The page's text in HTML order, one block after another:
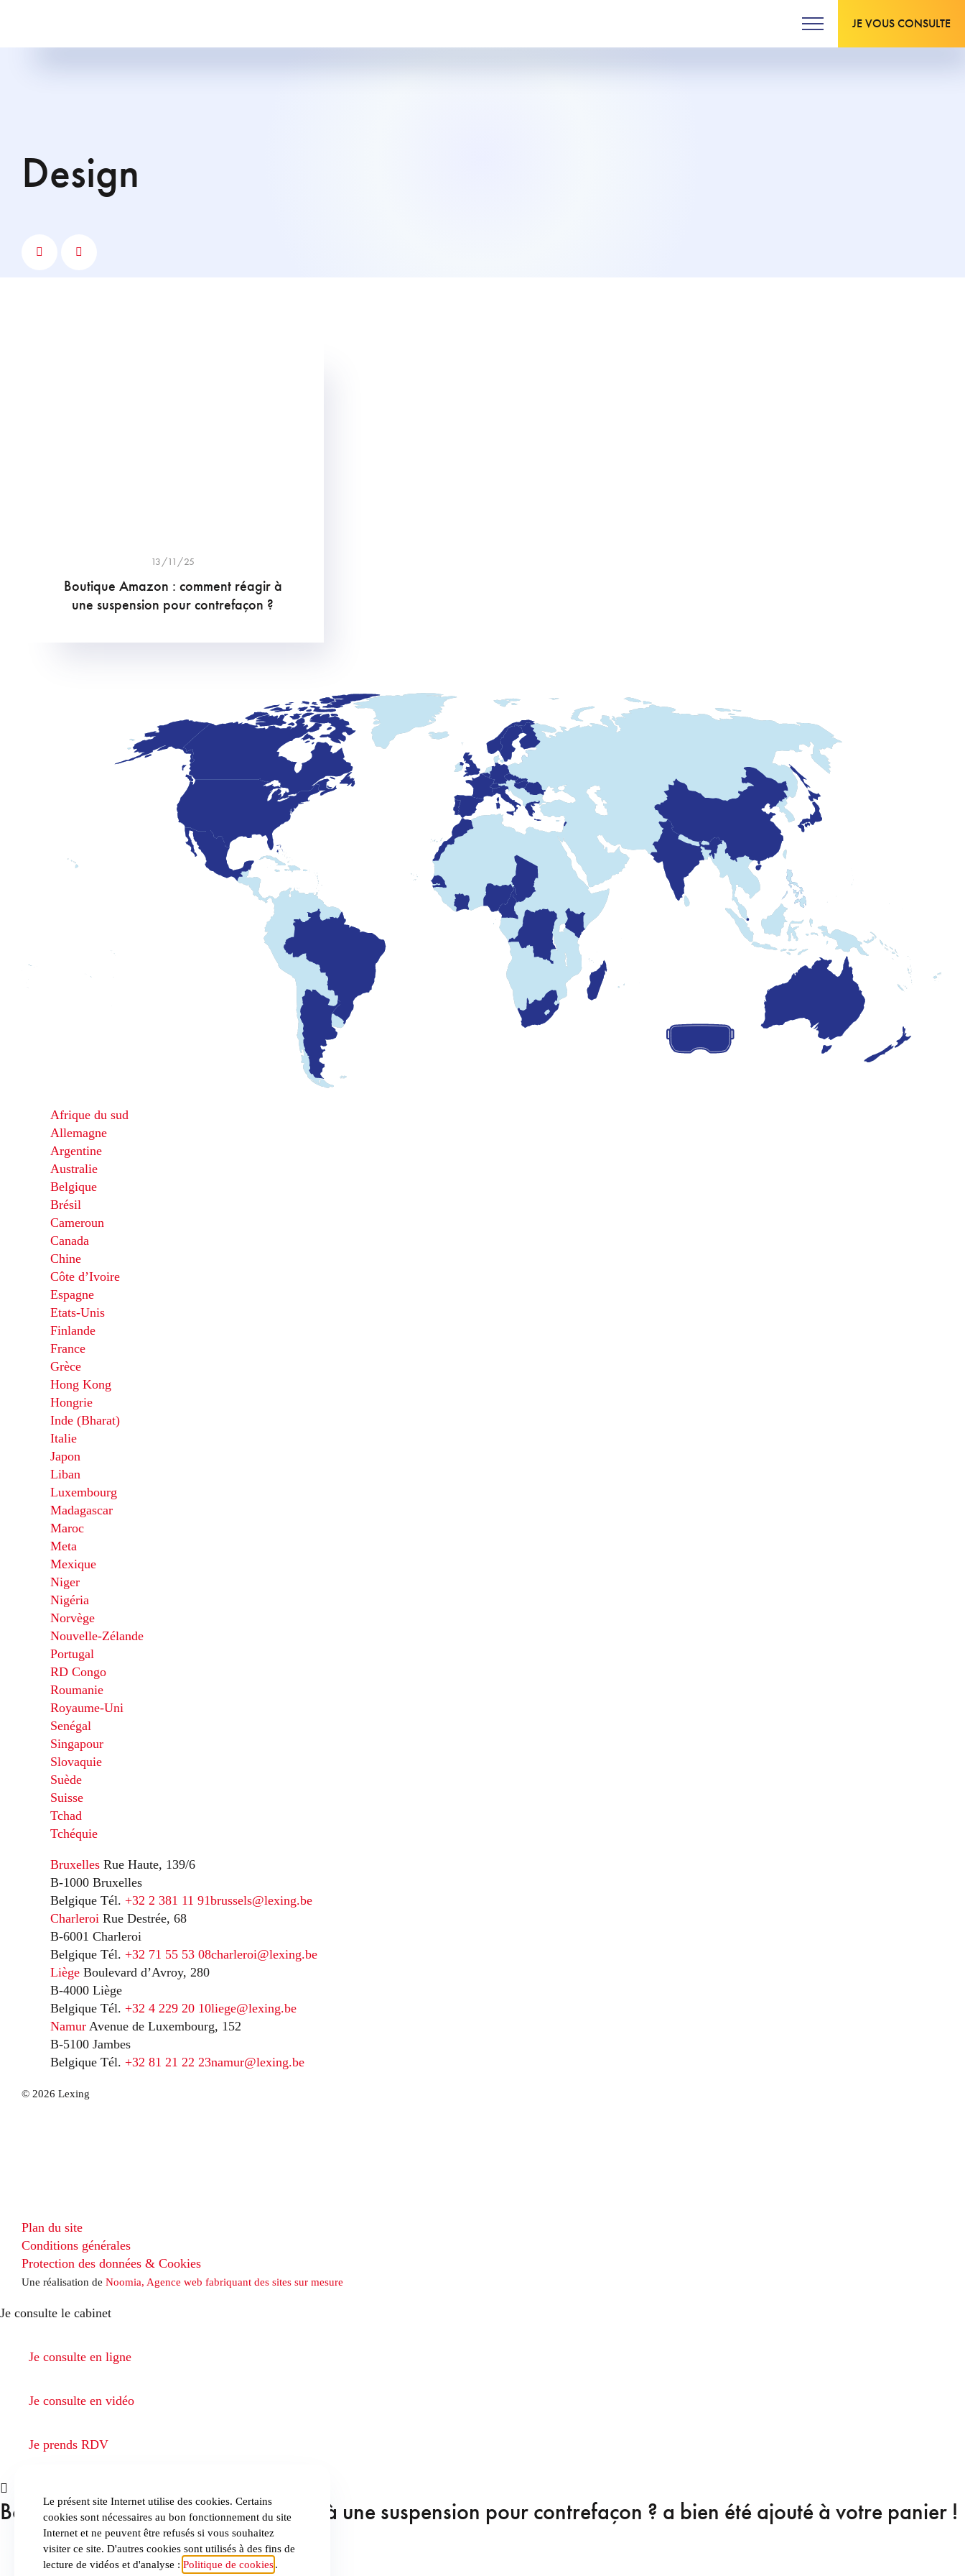
JE VOUS CONSULTE
Design
13/11/25
Boutique Amazon : comment réagir à
une suspension pour contrefaçon ?
Afrique du sud
Allemagne
Argentine
Australie
Belgique
Brésil
Cameroun
Canada
Chine
Côte d’Ivoire
Espagne
Etats-Unis
Finlande
France
Grèce
Hong Kong
Hongrie
Inde (Bharat)
Italie
Japon
Liban
Luxembourg
Madagascar
Maroc
Meta
Mexique
Niger
Nigéria
Norvège
Nouvelle-Zélande
Portugal
RD Congo
Roumanie
Royaume-Uni
Senégal
Singapour
Slovaquie
Suède
Suisse
Tchad
Tchéquie
Bruxelles Rue Haute, 139/6
B-1000 Bruxelles
Belgique Tél. +32 2 381 11 91brussels@lexing.be
Charleroi Rue Destrée, 68
B-6001 Charleroi
Belgique Tél. +32 71 55 53 08charleroi@lexing.be
Liège Boulevard d’Avroy, 280
B-4000 Liège
Belgique Tél. +32 4 229 20 10liege@lexing.be
Namur Avenue de Luxembourg, 152
B-5100 Jambes
Belgique Tél. +32 81 21 22 23namur@lexing.be
© 2026 Lexing
Plan du site
Conditions générales
Protection des données & Cookies
Une réalisation de Noomia, Agence web fabriquant des sites sur mesure
Je consulte le cabinet
Je consulte en ligne
Je consulte en vidéo
Je prends RDV
Boutique Amazon : comment réagir à une suspension pour contrefaçon ? a bien été ajouté à votre panier !
Je continue mes achats
Le présent site Internet utilise des cookies. Certains
cookies sont nécessaires au bon fonctionnement du site
Internet et ne peuvent être refusés si vous souhaitez
visiter ce site. D'autres cookies sont utilisés à des fins de
lecture de vidéos et d'analyse : Politique de cookies.